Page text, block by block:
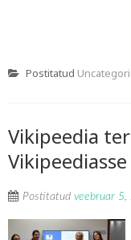
Postitatud
Vikipeedia
Postitatud veebruar 5,